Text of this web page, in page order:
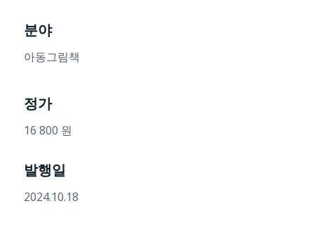
분야
아동그림책
정가
16 800 원
발행일
2024.10.18